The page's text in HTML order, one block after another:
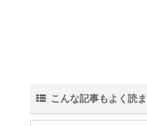
こんな記事もよく読